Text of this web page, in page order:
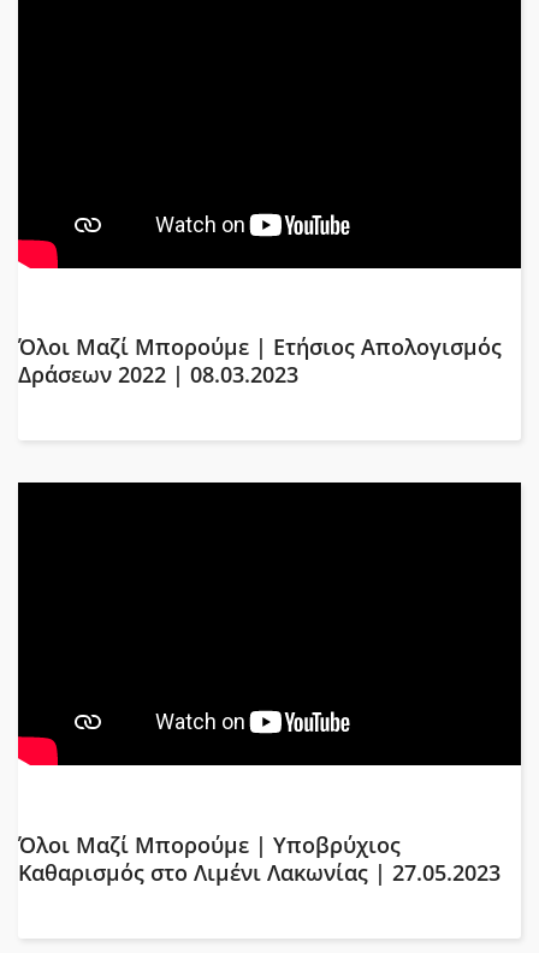
Όλοι Μαζί Μπορούμε | Ετήσιος Απολογισμός
Δράσεων 2022 | 08.03.2023
Όλοι Μαζί Μπορούμε | Υποβρύχιος
Καθαρισμός στο Λιμένι Λακωνίας | 27.05.2023